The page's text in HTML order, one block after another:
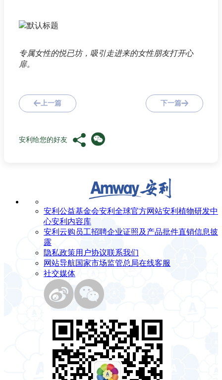
专属女性的悦已坊，吸引走进来的女性朋友打开心
扉。
上一篇 下一篇
安利给您的好友
安利公益基金会安利全球官方网站安利植物研发中
心安利内容库
安利云购 员工招聘企业证照及产品批件直销信息披
露
隐私政策用户协议联系我们
网站导航国家市场监管总局在线客服
社交媒体